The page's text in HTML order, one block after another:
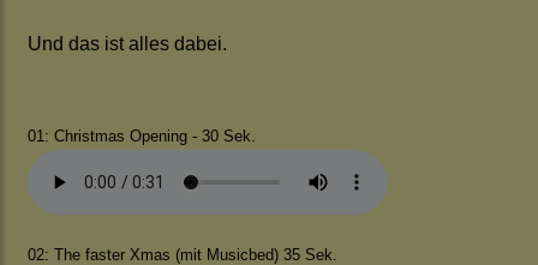
Und das ist alles dabei.
01: Christmas Opening - 30 Sek.
02: The faster Xmas (mit Musicbed) 35 Sek.